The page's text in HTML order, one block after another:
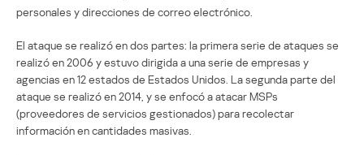
personales y direcciones de correo electrónico.
El ataque se realizó en dos partes: la primera serie de ataques se
realizó en 2006 y estuvo dirigida a una serie de empresas y
agencias en 12 estados de Estados Unidos. La segunda parte del
ataque se realizó en 2014, y se enfocó a atacar MSPs
(proveedores de servicios gestionados) para recolectar
información en cantidades masivas.